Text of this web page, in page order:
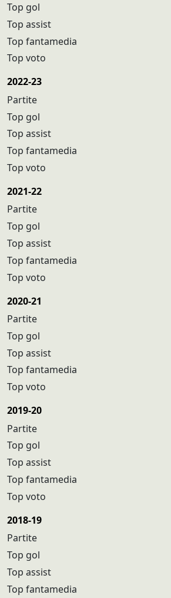
Top gol
Top assist
Top fantamedia
Top voto
2022-23
Partite
Top gol
Top assist
Top fantamedia
Top voto
2021-22
Partite
Top gol
Top assist
Top fantamedia
Top voto
2020-21
Partite
Top gol
Top assist
Top fantamedia
Top voto
2019-20
Partite
Top gol
Top assist
Top fantamedia
Top voto
2018-19
Partite
Top gol
Top assist
Top fantamedia